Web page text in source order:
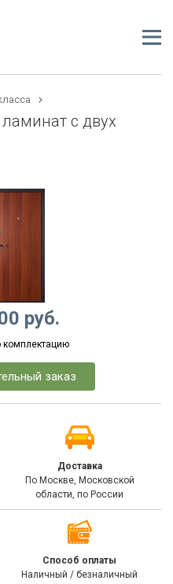
с двух
руб.
комплектацию
заказ
Доставка
По Москве, Московской
области, по России
Способ оплаты
Наличный / безналичный